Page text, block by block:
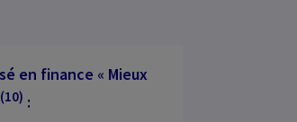
en finance « Mieux
(10) :